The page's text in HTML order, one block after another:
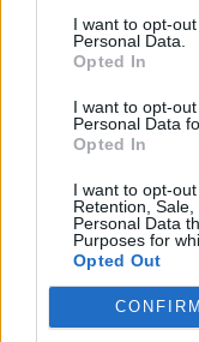
I want to opt-
Personal Data.
Opted In
I want to opt-
Personal Data
Opted In
I want to opt-
Retention,
Personal Data
Purposes for
Opted Out
CONFIRM
A nagyvolumenű
meg, illetve
ahol több
saját állományú
aszfaltbedolgozó
Végezetül azt is
2022. augusztus
határidő előtt véget